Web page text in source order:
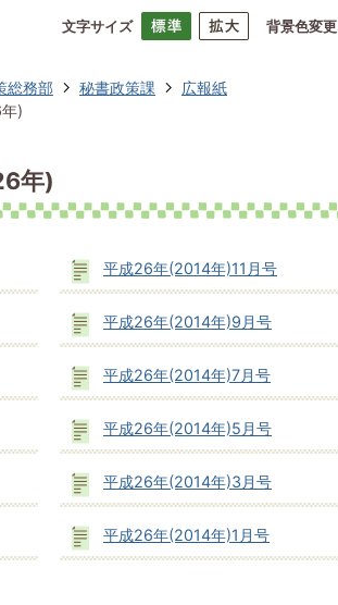
文字サイズ 背景色変更
総務部 秘書政策課
広報紙
)
年)
平成26年(2014年)11月号
平成26年(2014年)9月号
平成26年(2014年)7月号
平成26年(2014年)5月号
平成26年(2014年)3月号
平成26年(2014年)1月号